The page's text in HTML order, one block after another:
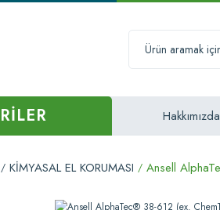
Hakkımızda
KİMYASAL EL KORUMASI Ansell